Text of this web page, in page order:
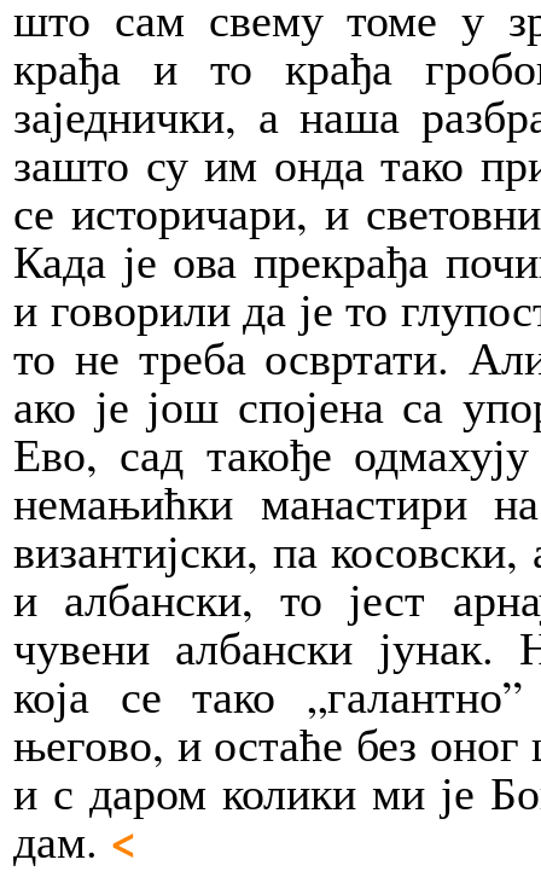
што сам свему томе у
крађа и то крађа
заједнички, а наша
зашто су им онда тако
се историчари, и
Када је ова прекрађа
и говорили да је то
то не треба освртати.
ако је још спојена са
Ево, сад такође
немањићки манастири
византијски, па
и албански, то јест
чувени албански јунак.
која се тако
његово, и остаће без
и с даром колики ми је
дам. <